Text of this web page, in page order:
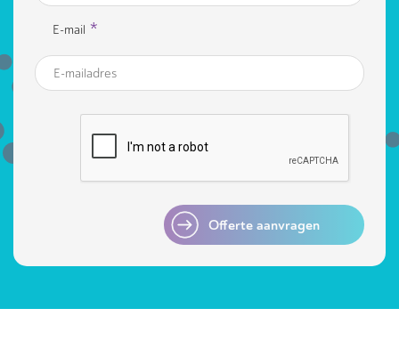
E-mail *
Offerte aanvragen